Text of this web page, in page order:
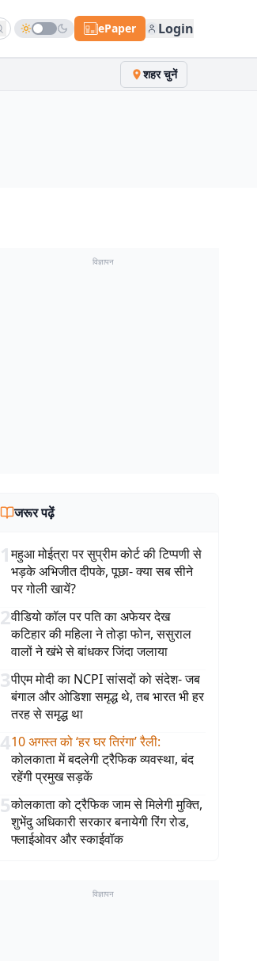
ePaper Login
शहर चुनें
विज्ञापन
जरूर पढ़ें
1महुआ मोईत्रा पर सुप्रीम कोर्ट की टिप्पणी से
भड़के अभिजीत दीपके, पूछा- क्या सब सीने
पर गोली खायें?
2वीडियो कॉल पर पति का अफेयर देख
कटिहार की महिला ने तोड़ा फोन, ससुराल
वालों ने खंभे से बांधकर जिंदा जलाया
3पीएम मोदी का NCPI सांसदों को संदेश- जब
बंगाल और ओडिशा समृद्ध थे, तब भारत भी हर
तरह से समृद्ध था
410 अगस्त को ‘हर घर तिरंगा’ रैली:
कोलकाता में बदलेगी ट्रैफिक व्यवस्था, बंद
रहेंगी प्रमुख सड़कें
5कोलकाता को ट्रैफिक जाम से मिलेगी मुक्ति,
शुभेंदु अधिकारी सरकार बनायेगी रिंग रोड,
फ्लाईओवर और स्काईवॉक
विज्ञापन